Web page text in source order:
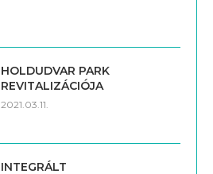
HOLDUDVAR PARK
REVITALIZÁCIÓJA
2021.03.11.
INTEGRÁLT